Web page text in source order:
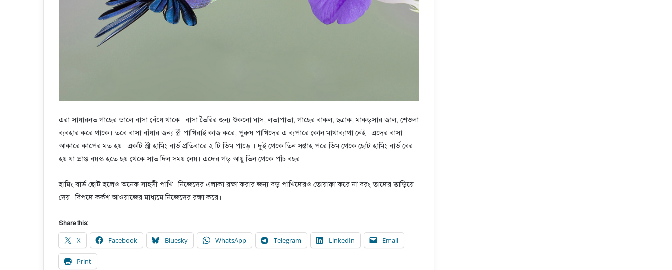
এরা সাধারনত গাছের ডালে বাসা বেঁধে থাকে। বাসা তৈরির জন্য শুকনো ঘাস, লতাপাতা, গাছের বাকল, ছত্রাক, মাকড়সার জাল, শেওলা
ব্যবহার করে থাকে। তবে বাসা বাঁধার জন্য স্ত্রী পাখিরাই কাজ করে, পুরুষ পাখিদের এ ব্যপারে কোন মাথাব্যাথা নেই। এদের বাসা
আকারে কাপের মত হয়। একটি স্ত্রী হামিং বা্র্ড প্রতিবারে ২ টি ডিম পাড়ে । দুই থেকে তিন সপ্তাহ পরে ডিম থেকে ছোট হামিং বার্ড বের
হয় যা প্রাপ্ত বয়স্ক হতে ছয় থেকে সাত দিন সময় নেয়। এদের গড় আয়ু তিন থেকে পাঁচ বছর।
হামিং বার্ড ছোট হলেও অনেক সাহসী পাখি। নিজেদের এলাকা রক্ষা করার জন্য বড় পাখিদেরও তোয়াক্কা করে না বরং তাদের তাড়িয়ে
দেয়। বিপদে কর্কশ আওয়াজের মাধ্যমে নিজেদের রক্ষা করে।
Share this:
X Facebook Bluesky WhatsApp Telegram LinkedIn Email
Print